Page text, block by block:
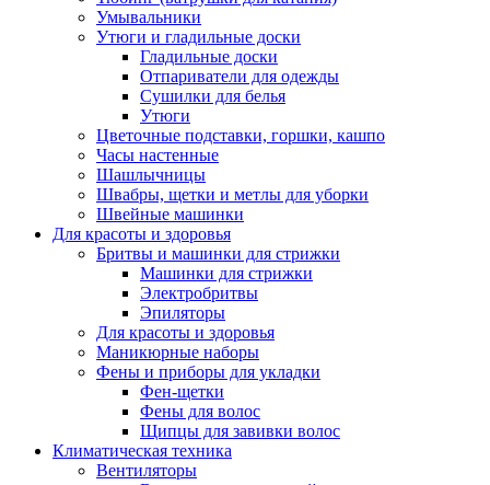
Умывальники
Утюги и гладильные доски
Гладильные доски
Отпариватели для одежды
Сушилки для белья
Утюги
Цветочные подставки, горшки, кашпо
Часы настенные
Шашлычницы
Швабры, щетки и метлы для уборки
Швейные машинки
Для красоты и здоровья
Бритвы и машинки для стрижки
Машинки для стрижки
Электробритвы
Эпиляторы
Для красоты и здоровья
Маникюрные наборы
Фены и приборы для укладки
Фен-щетки
Фены для волос
Щипцы для завивки волос
Климатическая техника
Вентиляторы